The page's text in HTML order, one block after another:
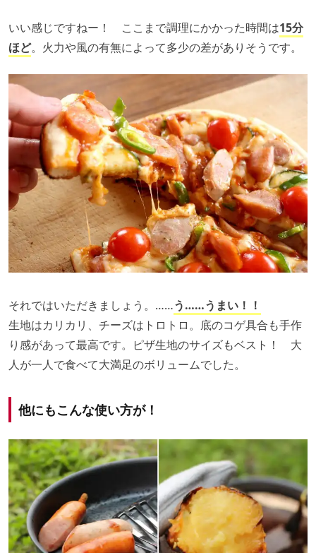
いい感じですねー！ ここまで調理にかかった時間は15分
ほど。火力や風の有無によって多少の差がありそうです。
それではいただきましょう。……う……うまい！！
生地はカリカリ、チーズはトロトロ。底のコゲ具合も手作
り感があって最高です。ピザ生地のサイズもベスト！ 大
人が一人で食べて大満足のボリュームでした。
他にもこんな使い方が！